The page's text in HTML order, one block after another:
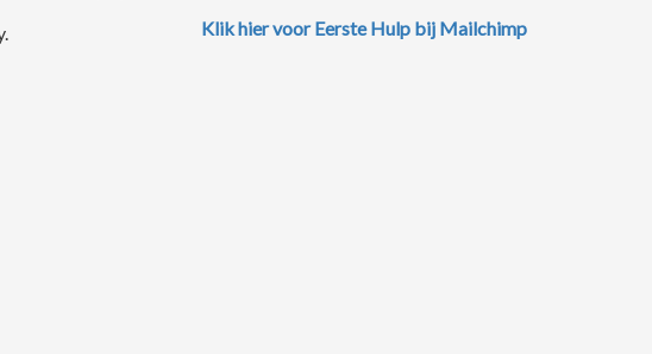
Klik hier voor Eerste Hulp bij Mailchimp